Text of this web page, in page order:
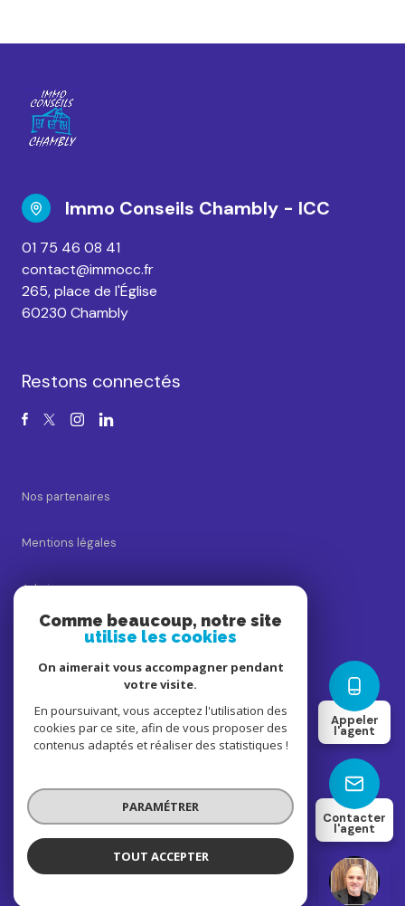
Ludovic Fresquet
Appeler
l'agent
Contacter
l'agent
Immo Conseils Chambly - ICC
01 75 46 08 41
contact@immocc.fr
265, place de l'Église
60230 Chambly
Restons connectés
Nos partenaires
Mentions légales
Admin
Nos honoraires
Cookies
© 2026 | Tous droits réservés
Réalisé par
Comme beaucoup, notre site
utilise les cookies
On aimerait vous accompagner pendant
votre visite.
En poursuivant, vous acceptez l'utilisation des
cookies par ce site, afin de vous proposer des
contenus adaptés et réaliser des statistiques !
PARAMÉTRER
TOUT ACCEPTER